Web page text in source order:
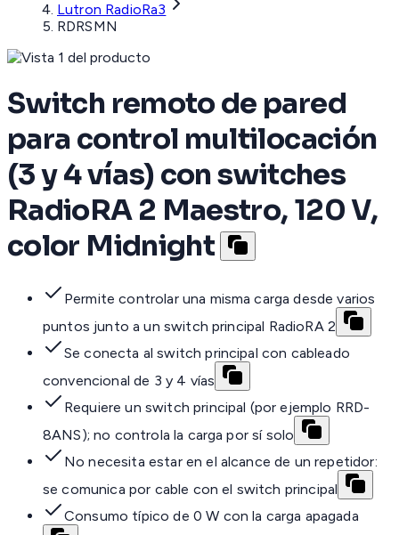
Lutron RadioRa3
RDRSMN
Switch remoto de pared
para control multilocación
(3 y 4 vías) con switches
RadioRA 2 Maestro, 120 V,
color Midnight
Permite controlar una misma carga desde varios
puntos junto a un switch principal RadioRA 2
Se conecta al switch principal con cableado
convencional de 3 y 4 vías
Requiere un switch principal (por ejemplo RRD-
8ANS); no controla la carga por sí solo
No necesita estar en el alcance de un repetidor:
se comunica por cable con el switch principal
Consumo típico de 0 W con la carga apagada